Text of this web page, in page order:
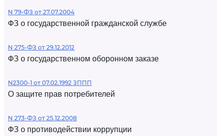
N 79-ФЗ от 27.07.2004
ФЗ о государственной гражданской службе
N 275-ФЗ от 29.12.2012
ФЗ о государственном оборонном заказе
N2300-1 от 07.02.1992 ЗППП
О защите прав потребителей
N 273-ФЗ от 25.12.2008
ФЗ о противодействии коррупции